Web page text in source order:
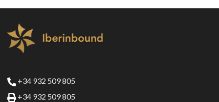
+34 932 509 805
+34 932 509 805